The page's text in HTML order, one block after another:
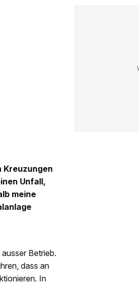
Kreuzungen
Unfall,
meine
Betrieb.
dass an
In